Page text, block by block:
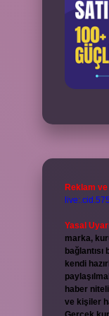
Reklam
Yasal
marka,
kendi
haber
ve kişiler